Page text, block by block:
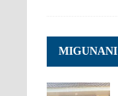
MIGUNANI